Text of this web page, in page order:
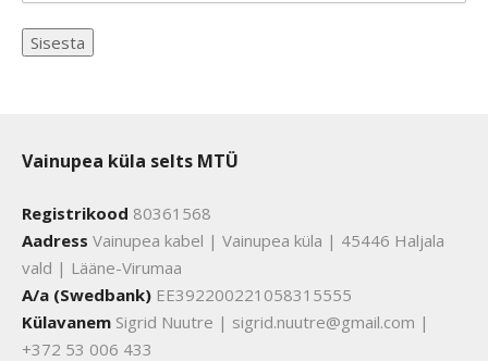
Vainupea küla selts MTÜ
Registrikood 80361568
Aadress Vainupea kabel | Vainupea küla | 45446 Haljala
vald | Lääne-Virumaa
A/a (Swedbank) EE392200221058315555
Külavanem Sigrid Nuutre | sigrid.nuutre@gmail.com |
+372 53 006 433